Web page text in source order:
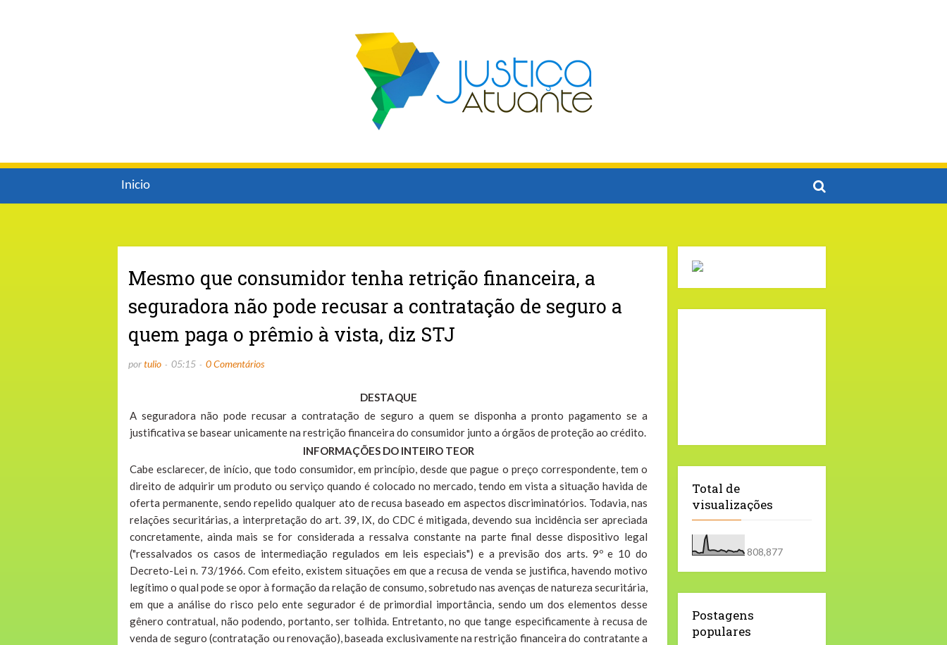
Inicio
Mesmo que consumidor tenha retrição financeira, a
seguradora não pode recusar a contratação de seguro a
quem paga o prêmio à vista, diz STJ
portulio 05:15 0 Comentários
DESTAQUE
A seguradora não pode recusar a contratação de seguro a quem se disponha a pronto pagamento se a
justificativa se basear unicamente na restrição financeira do consumidor junto a órgãos de proteção ao crédito.
INFORMAÇÕES DO INTEIRO TEOR
Cabe esclarecer, de início, que todo consumidor, em princípio, desde que pague o preço correspondente, tem o
direito de adquirir um produto ou serviço quando é colocado no mercado, tendo em vista a situação havida de
oferta permanente, sendo repelido qualquer ato de recusa baseado em aspectos discriminatórios. Todavia, nas
relações securitárias, a interpretação do art. 39, IX, do CDC é mitigada, devendo sua incidência ser apreciada
concretamente, ainda mais se for considerada a ressalva constante na parte final desse dispositivo legal
("ressalvados os casos de intermediação regulados em leis especiais") e a previsão dos arts. 9º e 10 do
Decreto-Lei n. 73/1966. Com efeito, existem situações em que a recusa de venda se justifica, havendo motivo
legítimo o qual pode se opor à formação da relação de consumo, sobretudo nas avenças de natureza securitária,
em que a análise do risco pelo ente segurador é de primordial importância, sendo um dos elementos desse
gênero contratual, não podendo, portanto, ser tolhida. Entretanto, no que tange especificamente à recusa de
venda de seguro (contratação ou renovação), baseada exclusivamente na restrição financeira do contratante a
Total de
visualizações
808,877
Postagens
populares